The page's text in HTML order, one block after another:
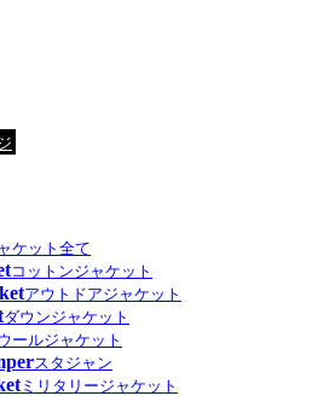
ケット全て
コットンジャケット
アウトドアジャケット
ダウンジャケット
ールジャケット
スタジャン
ミリタリージャケット